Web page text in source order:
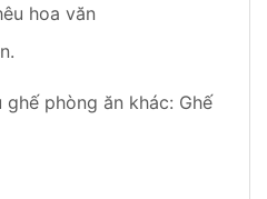
hoa văn
phòng ăn khác: Ghế